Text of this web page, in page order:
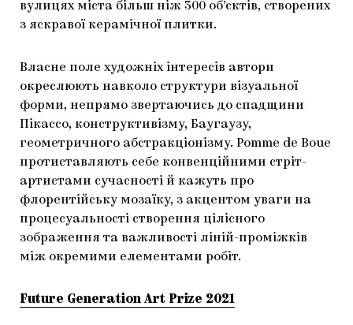
вулицях міста більш ніж 300 об’єктів, створених
з яскравої керамічної плитки.
Власне поле художніх інтересів автори
окреслюють навколо структури візуальної
форми, непрямо звертаючись до спадщини
Пікассо, конструктивізму, Баугаузу,
геометричного абстракціонізму. Pomme de Boue
протиставляють себе конвенційними стріт-
артистами сучасності й кажуть про
флорентійську мозаїку, з акцентом уваги на
процесуальності створення цілісного
зображення та важливості ліній-проміжків
між окремими елементами робіт.
Future Generation Art Prize 2021